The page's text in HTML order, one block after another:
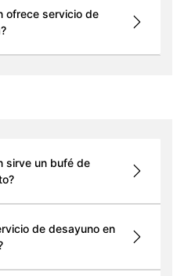
ofrece servicio de
sirve un bufé de
de desayuno en